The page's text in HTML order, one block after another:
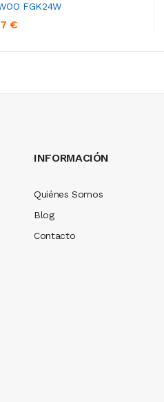
FGK24W
€
INFORMACIÓN
Quiénes Somos
Blog
Contacto